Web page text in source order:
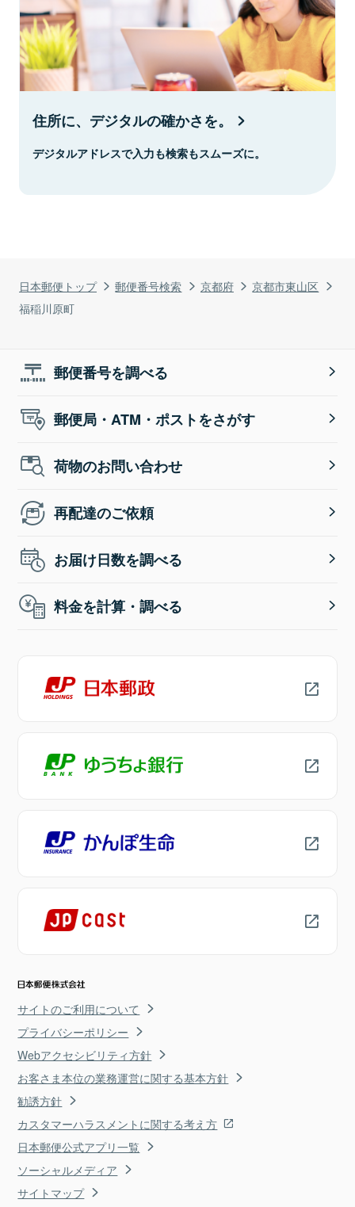
日本郵便トップ 郵便番号検索 京都府
京都市東山区
福稲川原町
住所に、デジタルの確かさを。
デジタルアドレスで入力も検索もスムーズに。
郵便番号を調べる
郵便局・ATM・ポストをさがす
荷物のお問い合わせ
再配達のご依頼
お届け日数を調べる
料金を計算・調べる
サイトのご利用について
プライバシーポリシー
Webアクセシビリティ方針
お客さま本位の業務運営に関する基本方針
勧誘方針
カスタマーハラスメントに関する考え方
日本郵便公式アプリ一覧
ソーシャルメディア
サイトマップ